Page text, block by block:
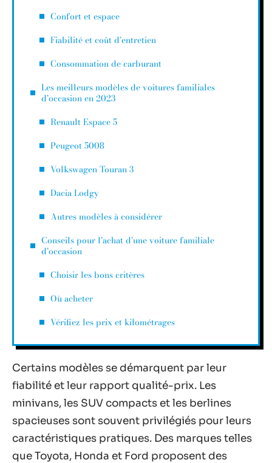
Confort et espace
Fiabilité et coût d’entretien
Consommation de carburant
Les meilleurs modèles de voitures familiales
d’occasion en 2023
Renault Espace 5
Peugeot 5008
Volkswagen Touran 3
Dacia Lodgy
Autres modèles à considérer
Conseils pour l’achat d’une voiture familiale
d’occasion
Choisir les bons critères
Où acheter
Vérifiez les prix et kilométrages
Certains modèles se démarquent par leur
fiabilité et leur rapport qualité-prix. Les
minivans, les SUV compacts et les berlines
spacieuses sont souvent privilégiés pour leurs
caractéristiques pratiques. Des marques telles
que Toyota, Honda et Ford proposent des